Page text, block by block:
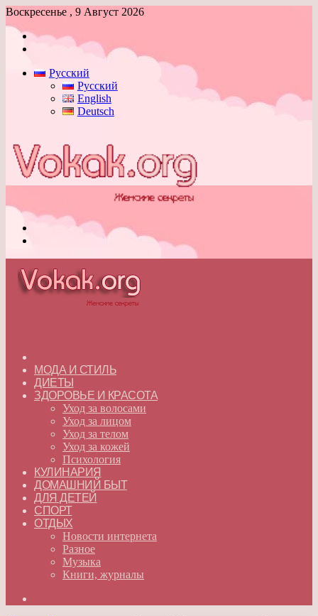
Воскресенье , 9 Август 2026
Войти
Русский
Русский
English
Deutsch
МОДА И СТИЛЬ
ДИЕТЫ
ЗДОРОВЬЕ И КРАСОТА
Уход за волосами
Уход за лицом
Уход за телом
Уход за кожей
Психология
КУЛИНАРИЯ
ДОМАШНИЙ БЫТ
ДЛЯ ДЕТЕЙ
СПОРТ
ОТДЫХ
Новости интернета
Разное
Музыка
Книги, журналы